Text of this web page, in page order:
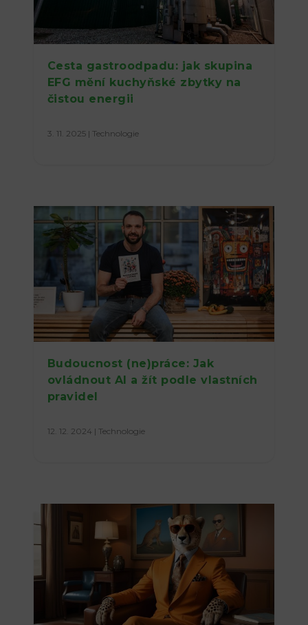
Cesta gastroodpadu: jak skupina
EFG mění kuchyňské zbytky na
čistou energii
3. 11. 2025| Technologie
Budoucnost (ne)práce: Jak
ovládnout AI a žít podle vlastních
pravidel
12. 12. 2024 | Technologie